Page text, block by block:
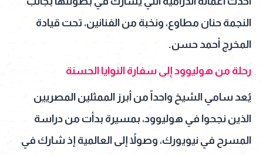
النجمة حنان مطاوع، ونخبة من الفنانين، تحت قيادة
المخرج أحمد حسن.
رحلة من هوليوود إلى سفارة النوايا الحسنة
يُعد سامي الشيخ واحداً من أبرز الممثلين المصريين
الذين نجحوا في هوليوود، بمسيرة بدأت من دراسة
المسرح في نيويورك، وصولاً إلى العالمية إذ شارك في